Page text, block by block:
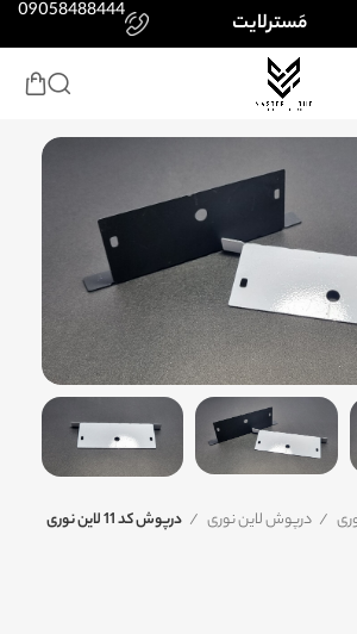
مَسترلایت 09058488444
کلیک کنید
درپوش لاین نوری درپوش کد 11 لاین نوری